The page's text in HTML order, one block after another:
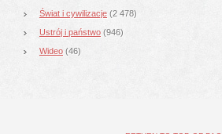
Świat i cywilizacje (2 478)
Ustrój i państwo (946)
Wideo (46)